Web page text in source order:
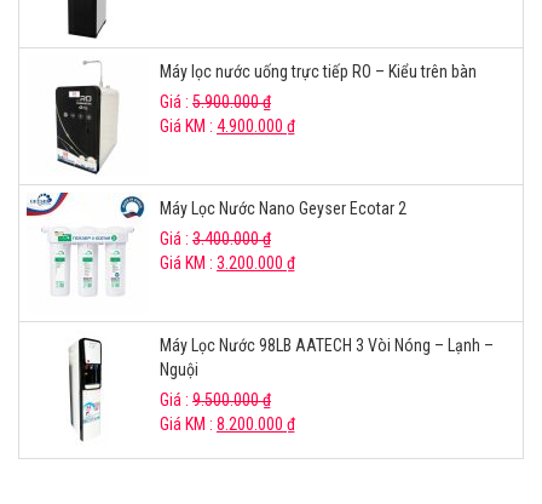
Máy lọc nước uống trực tiếp RO – Kiểu trên bàn
Giá : 5.900.000₫
Giá KM : 4.900.000 ₫
Máy Lọc Nước Nano Geyser Ecotar 2
Giá : 3.400.000₫
Giá KM : 3.200.000 ₫
Máy Lọc Nước 98LB AATECH 3 Vòi Nóng – Lạnh –
Nguội
Giá : 9.500.000₫
Giá KM : 8.200.000 ₫